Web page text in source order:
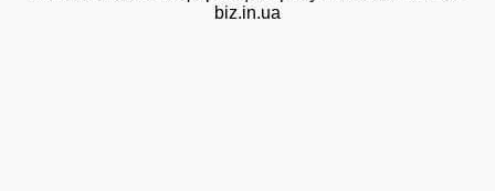
biz.in.ua